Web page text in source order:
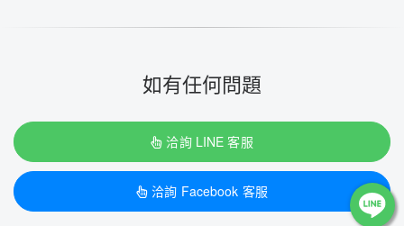
如有任何問題
洽詢 LINE 客服
洽詢 Facebook 客服